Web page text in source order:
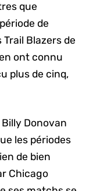
que
de
Blazers de
ont connu
plus de cinq,
Donovan
les périodes
de bien
Chicago